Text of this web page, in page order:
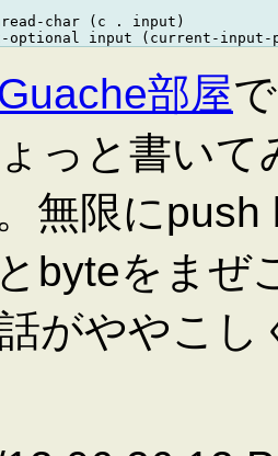
char (c . input)
部屋
っと書い
無限に
byteをまぜ
がややこ